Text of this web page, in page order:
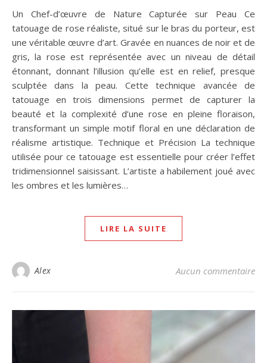
Un Chef-d’œuvre de Nature Capturée sur Peau Ce
tatouage de rose réaliste, situé sur le bras du porteur, est
une véritable œuvre d’art. Gravée en nuances de noir et de
gris, la rose est représentée avec un niveau de détail
étonnant, donnant l’illusion qu’elle est en relief, presque
sculptée dans la peau. Cette technique avancée de
tatouage en trois dimensions permet de capturer la
beauté et la complexité d’une rose en pleine floraison,
transformant un simple motif floral en une déclaration de
réalisme artistique. Technique et Précision La technique
utilisée pour ce tatouage est essentielle pour créer l’effet
tridimensionnel saisissant. L’artiste a habilement joué avec
les ombres et les lumières…
LIRE LA SUITE
Alex Aucun commentaire